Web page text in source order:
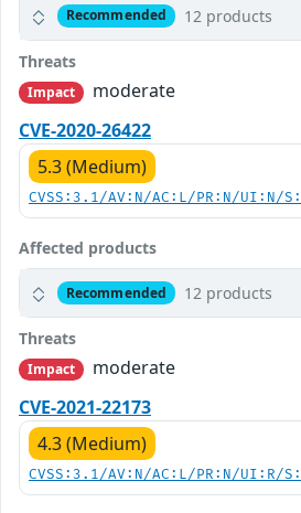
Recommended 12 products
Threats
Impact
moderate
CVE-2020-26422
5.3 (Medium)
CVSS:3.1/AV:N/AC:L/PR:N/UI:N/
Affected products
Recommended 12 products
Threats
Impact
moderate
CVE-2021-22173
4.3 (Medium)
CVSS:3.1/AV:N/AC:L/PR:N/UI:R/